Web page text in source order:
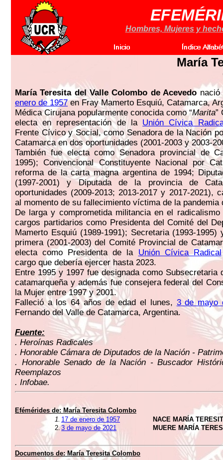
Hombres, Mujeres y
María
María Teresita del Valle Colombo de Acevedo
enero de 1957en Fray Mamerto Esquiú, Catamarca,
Médica Cirujana popularmente conocida como “Marita”
electa en representación de la Unión Cívica
Frente Cívico y Social, como Senadora de la Nación
Catamarca en dos oportunidades (2001-2003 y 2003-
También fue electa como Senadora provincial de
1995); Convencional Constituyente Nacional por
reforma de la carta magna argentina de 1994;
(1997-2001) y Diputada de la provincia de
oportunidades (2009-2013; 2013-2017 y 2017-2021),
al momento de su fallecimiento víctima de la pandemia
De larga y comprometida militancia en el
cargos partidarios como Presidenta del Comité del
Mamerto Esquiú (1989-1991); Secretaria (1993-1995)
primera (2001-2003) del Comité Provincial de
electa como Presidenta de la Unión Cívica Radical
cargo que debería ejercer hasta 2023.
Entre 1995 y 1997 fue designada como Subsecretaria
catamarqueña y además fue consejera federal del
la Mujer entre 1997 y 2001.
Falleció a los 64 años de edad el lunes, 3 de mayo
Fernando del Valle de Catamarca, Argentina.
Fuente:
. Heroínas Radicales
. Honorable Cámara de Diputados de la Nación -
. Honorable Senado de la Nación - Buscador
Reemplazos
. Infobae.
Efémérides de: María Teresita Colombo
1. 17 de enero de 1957
NACE MARÍA
2.3 de mayo de 2021 MUERE MARÍA
Documentos de: María Teresita Colombo